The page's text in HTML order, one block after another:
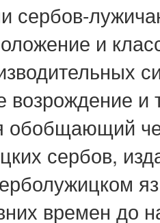
сербов-
и
возрождение и
обобщающий
сербов,
времен до